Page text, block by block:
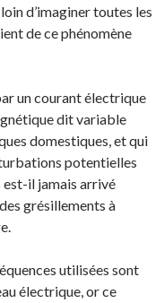
d’imaginer toutes les
de ce phénomène
un courant électrique
dit variable
domestiques, et qui
potentielles
est-il jamais arrivé
grésillements à
utilisées sont
électrique, or ce